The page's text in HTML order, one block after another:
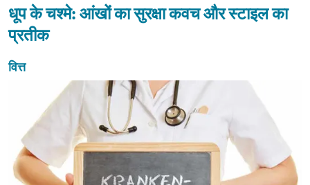
धूप के चश्मे: आंखों का सुरक्षा कवच और स्टाइल का
प्रतीक
वित्त